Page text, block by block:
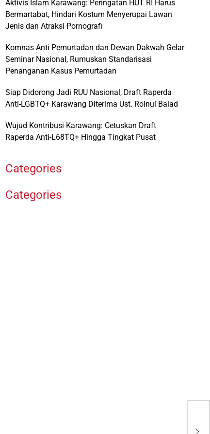
Aktivis Islam Karawang: Peringatan HUT RI Harus
Bermartabat, Hindari Kostum Menyerupai Lawan
Jenis dan Atraksi Pornografi
Komnas Anti Pemurtadan dan Dewan Dakwah Gelar
Seminar Nasional, Rumuskan Standarisasi
Penanganan Kasus Pemurtadan
Siap Didorong Jadi RUU Nasional, Draft Raperda
Anti-LGBTQ+ Karawang Diterima Ust. Roinul Balad
Wujud Kontribusi Karawang: Cetuskan Draft
Raperda Anti-L68TQ+ Hingga Tingkat Pusat
Categories
Categories